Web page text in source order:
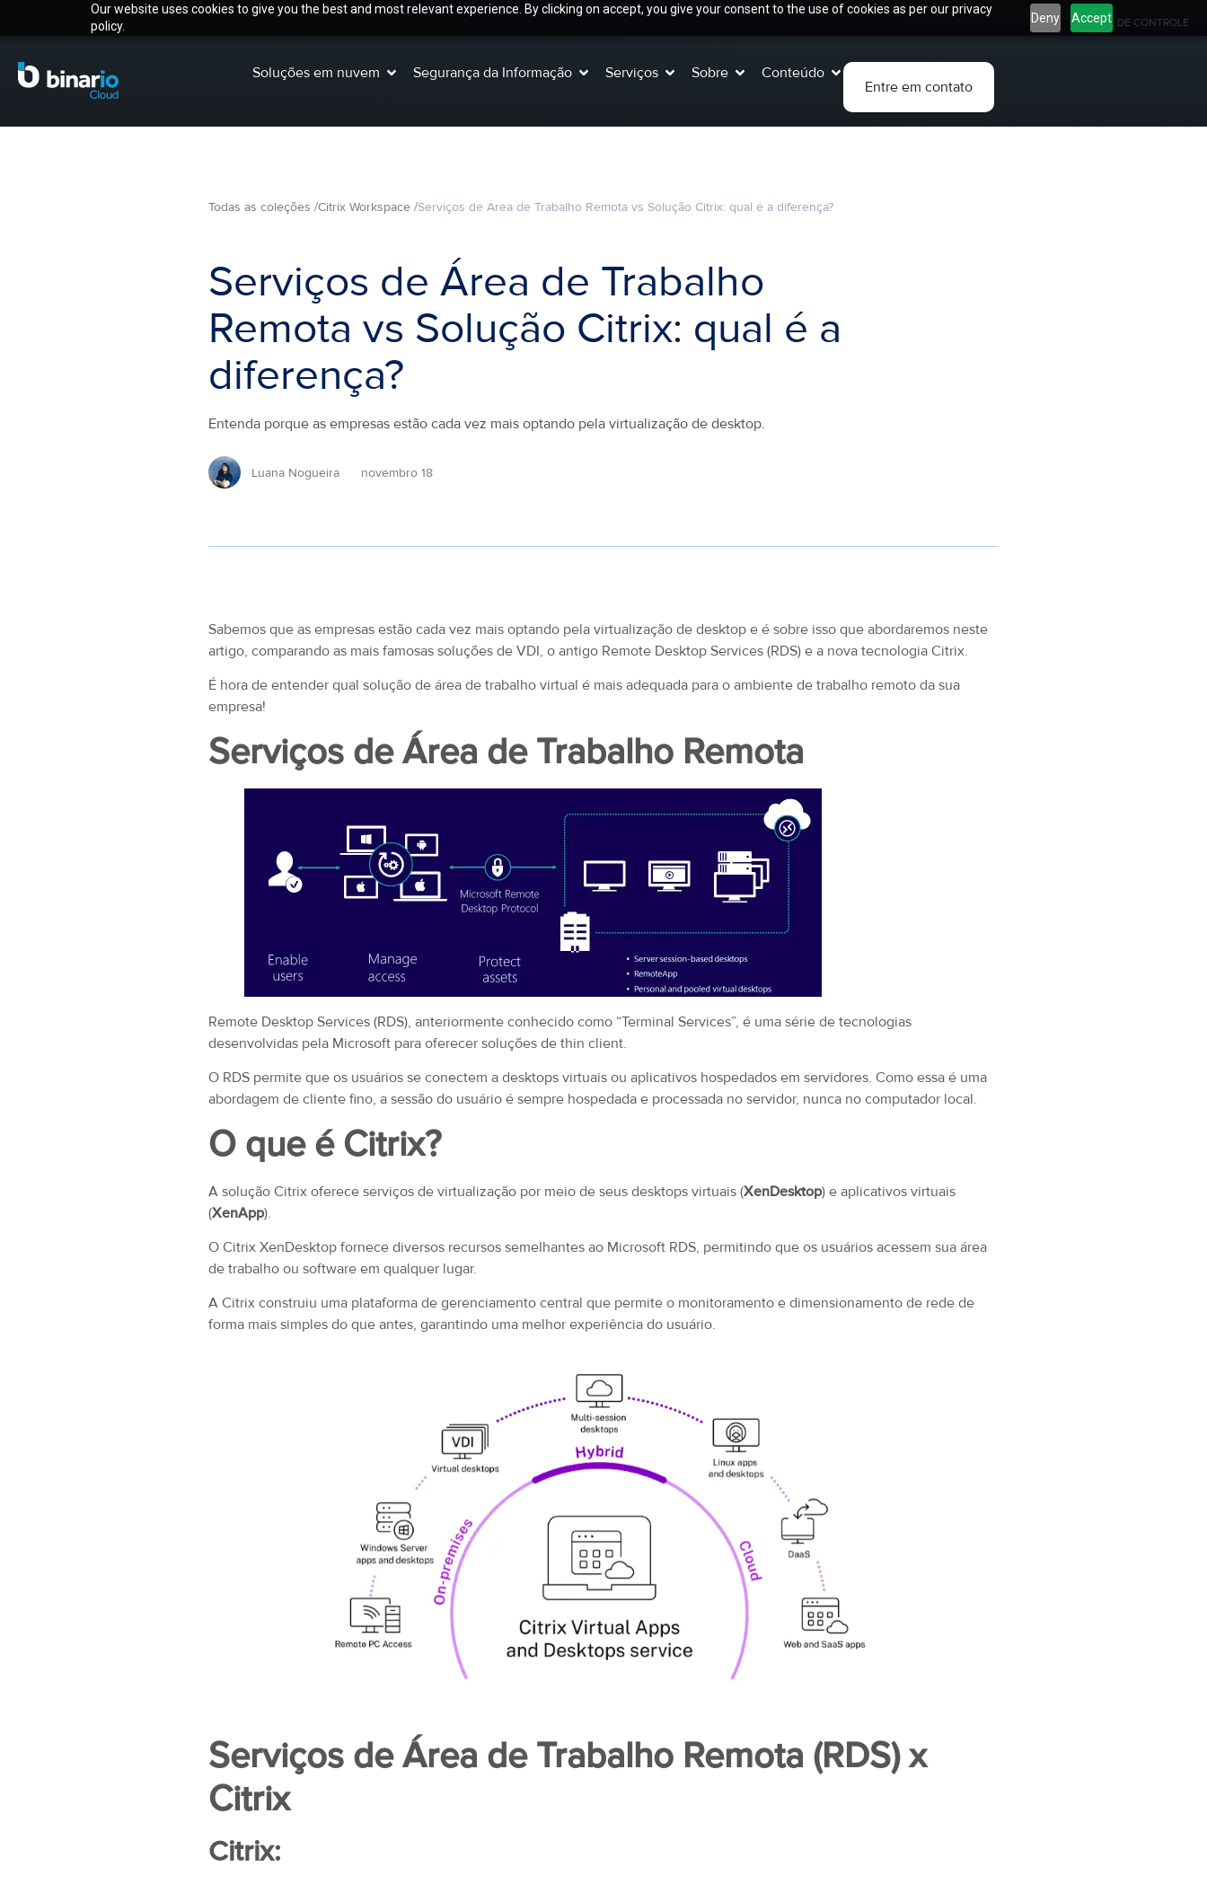
Our website uses cookies to give you the best and most relevant experience. By clicking on accept, you give your consent to the use of cookies as per our privacy
policy.
Deny Accept
PAINEL DE CONTROLE
Soluções em nuvem Segurança da Informação Serviços Sobre
Conteúdo
Entre em contato
Todas as coleções /Citrix Workspace /Serviços de Área de Trabalho Remota vs Solução Citrix: qual é a diferença?
Serviços de Área de Trabalho
Remota vs Solução Citrix: qual é a
diferença?
Entenda porque as empresas estão cada vez mais optando pela virtualização de desktop.
Luana Nogueira novembro 18
Sabemos que as empresas estão cada vez mais optando pela virtualização de desktop e é sobre isso que abordaremos neste
artigo, comparando as mais famosas soluções de VDI, o antigo Remote Desktop Services (RDS) e a nova tecnologia Citrix.
É hora de entender qual solução de área de trabalho virtual é mais adequada para o ambiente de trabalho remoto da sua
empresa!
Serviços de Área de Trabalho Remota
Remote Desktop Services (RDS), anteriormente conhecido como “Terminal Services”, é uma série de tecnologias
desenvolvidas pela Microsoft para oferecer soluções de thin client.
O RDS permite que os usuários se conectem a desktops virtuais ou aplicativos hospedados em servidores. Como essa é uma
abordagem de cliente fino, a sessão do usuário é sempre hospedada e processada no servidor, nunca no computador local.
O que é Citrix?
A solução Citrix oferece serviços de virtualização por meio de seus desktops virtuais (XenDesktop) e aplicativos virtuais
(XenApp).
O Citrix XenDesktop fornece diversos recursos semelhantes ao Microsoft RDS, permitindo que os usuários acessem sua área
de trabalho ou software em qualquer lugar.
A Citrix construiu uma plataforma de gerenciamento central que permite o monitoramento e dimensionamento de rede de
forma mais simples do que antes, garantindo uma melhor experiência do usuário.
Serviços de Área de Trabalho Remota (RDS) x
Citrix
Citrix: